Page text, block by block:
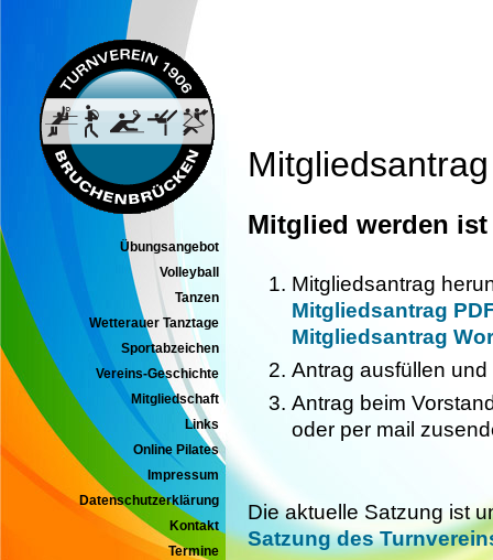
Übungsangebot
Volleyball
Tanzen
Wetterauer Tanztage
Sportabzeichen
Vereins-Geschichte
Mitgliedschaft
Links
Online Pilates
Impressum
Datenschutzerklärung
Kontakt
Termine
Mitglied werden
Mitgliedsantrag
Mitgliedsantrag
Mitgliedsantrag
Antrag ausfüllen
Antrag beim
oder per mail
Die aktuelle Satzung ist
Satzung des